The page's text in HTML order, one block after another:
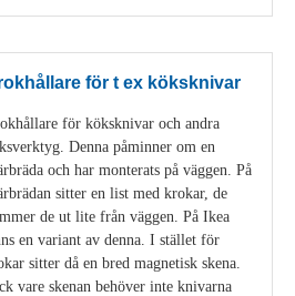
för t ex köksknivar
för köksknivar och andra
Denna påminner om en
och har monterats på väggen. På
sitter en list med krokar, de
de ut lite från väggen. På Ikea
en variant av denna. I stället för
sitter då en bred magnetisk skena.
vare skenan behöver inte knivarna